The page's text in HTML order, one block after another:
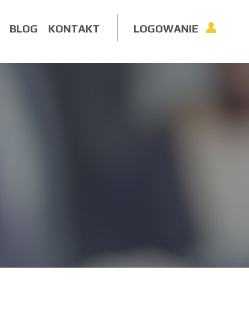
LOGOWANIE
BLOG KONTAKT